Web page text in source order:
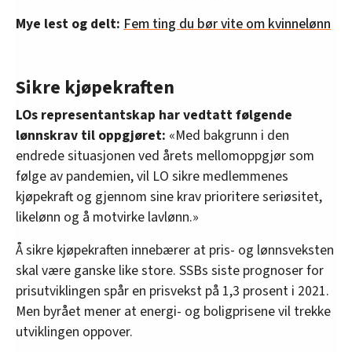
Mye lest og delt: Fem ting du bør vite om kvinnelønn
Sikre kjøpekraften
LOs representantskap har vedtatt følgende
lønnskrav til oppgjøret: «Med bakgrunn i den
endrede situasjonen ved årets mellomoppgjør som
følge av pandemien, vil LO sikre medlemmenes
kjøpekraft og gjennom sine krav prioritere seriøsitet,
likelønn og å motvirke lavlønn.»
Å sikre kjøpekraften innebærer at pris- og lønnsveksten
skal være ganske like store. SSBs siste prognoser for
prisutviklingen spår en prisvekst på 1,3 prosent i 2021.
Men byrået mener at energi- og boligprisene vil trekke
utviklingen oppover.